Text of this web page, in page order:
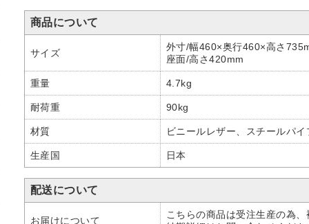
商品について
サイズ
外寸/幅460×奥行460×高さ
座面/高さ420mm
重量 4.7kg
耐荷重 90kg
材質 ビニールレザー、スチールパイ
生産国 日本
配送について
お届けについて
こちらの商品は受注生産の為